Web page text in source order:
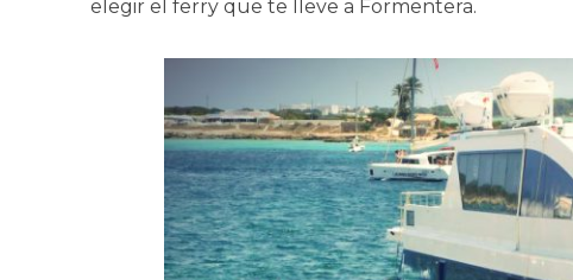
elegir el ferry que te lleve a Formentera.